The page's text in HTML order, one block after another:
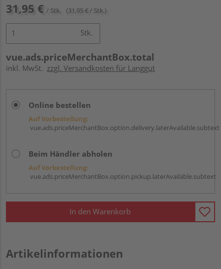
31,95 € / Stk. (31,95 € / Stk.)
Stk.
vue.ads.priceMerchantBox.total
inkl. MwSt. zzgl. Versandkosten für Langgut
Online bestellen
Auf Vorbestellung:
vue.ads.priceMerchantBox.option.delivery.laterAvailable.subtext
Beim Händler abholen
Auf Vorbestellung:
vue.ads.priceMerchantBox.option.pickup.laterAvailable.subtext
In den Warenkorb
Artikelinformationen